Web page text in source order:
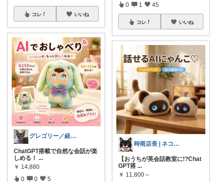
コレ いいね
グレゴリー／経由購入感謝です💕
ChatGPT搭載で自然な会話が楽
しめる！ ...
￥ 14,880
0 0 5
0 1 45
コレ いいね
時雨店長 | ネコのいる暮らし
【おうちが英会話教室に!?Chat
GPT搭 ...
￥ 11,800～